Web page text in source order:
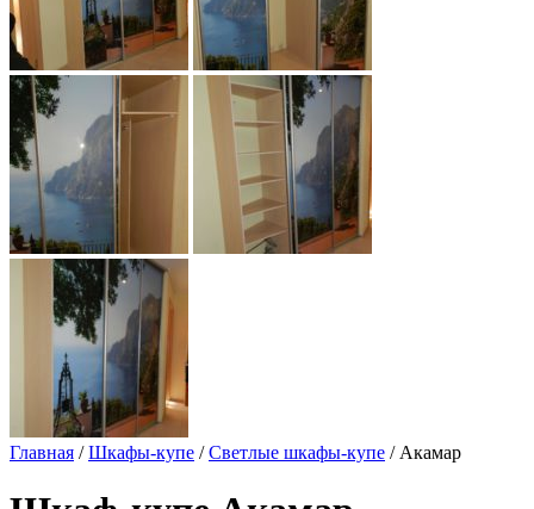
Главная /Шкафы-купе /Светлые шкафы-купе / Акамар